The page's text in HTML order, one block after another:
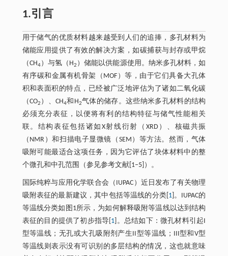
1.引言
用于储气的优质材料越来越受到人们的追捧，多孔材料为
储能应用提供了有效的解决方案，如碳捕获与封存或甲烷
（CH4）与氢（H2 ）储能以供能源使用。纳米多孔材料，如
有序碳和金属有机骨架（MOF）等，由于它们具备大孔体
积和表面积的特点，已经被广泛地评估为了诸如二氧化碳
（CO2 ）、CH4和H2气体的储存。这些纳米多孔材料的结构
必须充分表征，以便将有利的结构特征与储气性能相关
联。结构表征包括诸如X射线衍射（XRD）、核磁共振
（NMR）和扫描电子显微镜（SEM）等方法。然而，气体
吸附可能最适合这项任务，因为它评估了块体材料中的整
个微孔和中孔范围（参见参考文献[1–5]）。
国际纯粹与应用化学联合会（IUPAC）近日发布了有关物理
吸附表征的最新建议，其中包括等温线的分类[ 1]。IUPAC的
等温线分类如图1所示，为如何解释吸附等温线以达到结构
表征的目的提供了初步指导[ 1 ]。总结如下：微孔材料引起I
型等温线；无孔或大孔吸附剂产生II型等温线；III型和V型
等温线则表示没有可识别的多层结构的情况，这也就意味